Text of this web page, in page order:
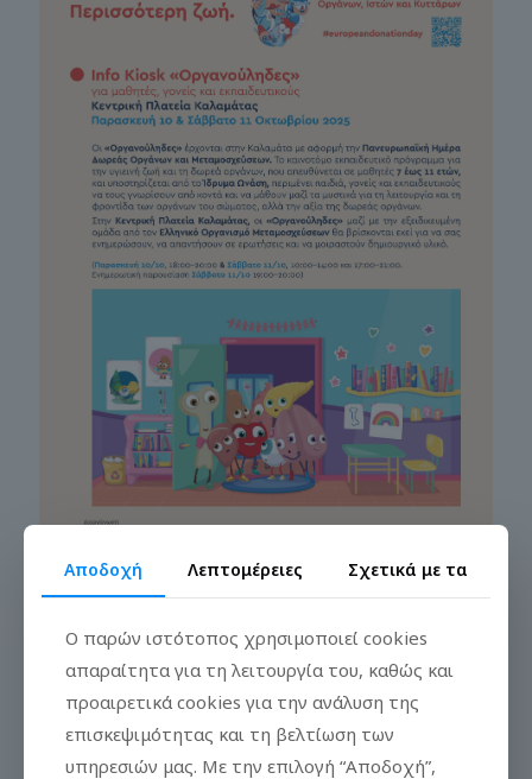
ΕΥΡΩΠΑΙΚΗ ΗΜΕΡΑ ΔΩΡΕΑΣ ΟΡΓΑΝΩΝ,
ΙΣΤΩΝ & ΚΥΤΤΑΡΩΝ
Αποδοχή Λεπτομέρειες Σχετικά με τα
Ο παρών ιστότοπος χρησιμοποιεί cookies
απαραίτητα για τη λειτουργία του, καθώς και
προαιρετικά cookies για την ανάλυση της
επισκεψιμότητας και τη βελτίωση των
υπηρεσιών μας. Με την επιλογή “Αποδοχή”,